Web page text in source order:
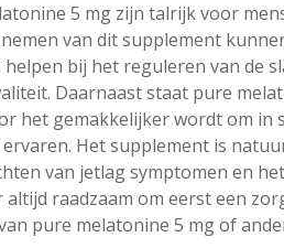
5 mg zijn talrijk voor
van dit supplement
bij het reguleren van de
Daarnaast staat pure
het gemakkelijker wordt om in
Het supplement is
van jetlag symptomen en
raadzaam om eerst een
pure melatonine 5 mg of